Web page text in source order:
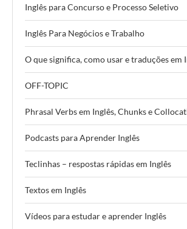
Inglês para Concurso e Processo Seletivo
Inglês Para Negócios e Trabalho
O que significa, como usar e traduções em
OFF-TOPIC
Phrasal Verbs em Inglês, Chunks e
Podcasts para Aprender Inglês
Teclinhas – respostas rápidas em Inglês
Textos em Inglês
Vídeos para estudar e aprender Inglês